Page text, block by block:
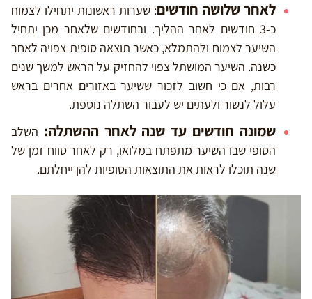
לאחר שלושה חודשים: שערות ראשונות יתחילו לצמוח
כ-3 חודשים לאחר ההליך. ובחודשים שלאחר מכן יתחיל
השיער לצמוח ולהתמלא, כאשר תוצאה סופית צפויה לאחר
כשנה. השיער המושתל צפוי להחזיק על הראש למשך שנים
רבות, אם כי חשוב לזכור ששיער באזורים אחרים בראש
עלול לנשור ולעתים יש לעבור השתלה נוספת.
שמונה חודשים עד שנה לאחר ההשתלה: השלב
הסופי שבו השיער מתפתח במלואו, רק לאחר טווח זמן של
שנה תוכלו לראות את התוצאות הסופיות להן ייחלתם.